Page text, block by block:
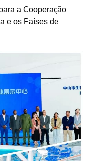
a Cooperação
e os Países de